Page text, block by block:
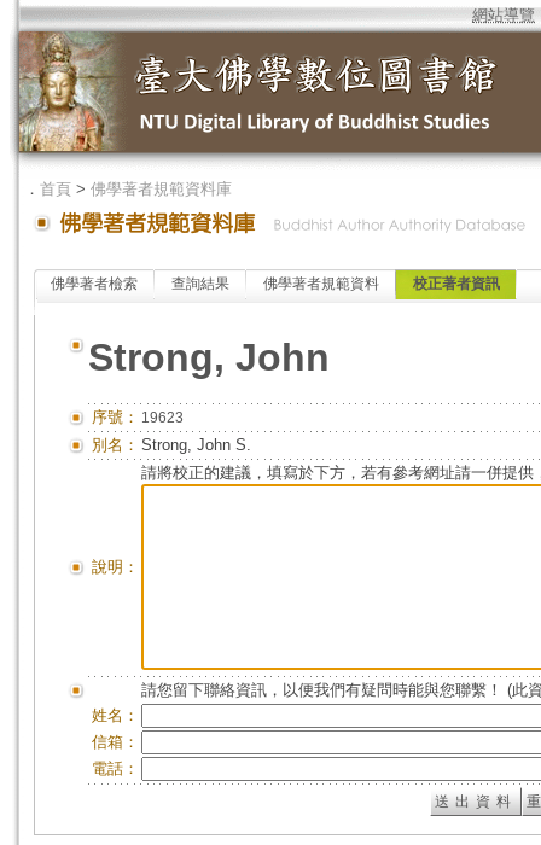
網站導覽
． 首頁 > 佛學著者規範資料庫
佛學著者檢索 查詢結果 佛學著者規範資料 校正著者資訊
Strong, John
序號： 19623
別名： Strong, John S.
說明：
請將校正的建議，填寫於下方，若有參考網址請一併提供
請您留下聯絡資訊，以便我們有疑問時能與您聯繫！ (此
姓名：
信箱：
電話：